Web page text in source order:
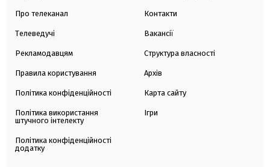
Про телеканал
Телеведучі
Рекламодавцям
Правила користування
Політика конфіденційності
Політика використання
штучного інтелекту
Політика конфіденційності
додатку
Контакти
Вакансії
Структура власності
Архів
Карта сайту
Ігри